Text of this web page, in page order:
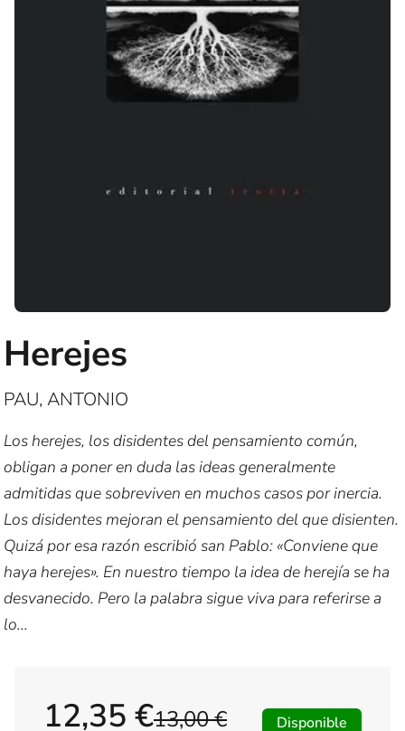
Herejes
PAU, ANTONIO
Los herejes, los disidentes del pensamiento común,
obligan a poner en duda las ideas generalmente
admitidas que sobreviven en muchos casos por inercia.
Los disidentes mejoran el pensamiento del que disienten.
Quizá por esa razón escribió san Pablo: «Conviene que
haya herejes». En nuestro tiempo la idea de herejía se ha
desvanecido. Pero la palabra sigue viva para referirse a
lo...
13,00 €
12,35 € Disponible